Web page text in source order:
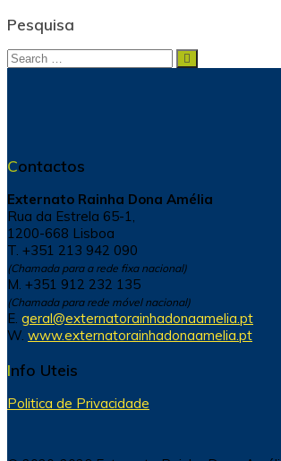
Pesquisa
Search
Search
Contactos
Externato Rainha Dona Amélia
Rua da Estrela 65-1,
1200-668 Lisboa
T. +351 213 942 090
(Chamada para a rede fixa nacional)
M. +351 912 232 135
(Chamada para rede móvel nacional)
E. geral@externatorainhadonaamelia.pt
W. www.externatorainhadonaamelia.pt
Info Uteis
Politica de Privacidade